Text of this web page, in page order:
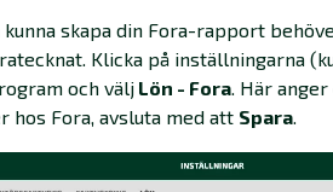
kunna skapa din Fora-rapport
Klicka på inställningarna
och välj Lön - Fora. Här
hos Fora, avsluta med att Spara.